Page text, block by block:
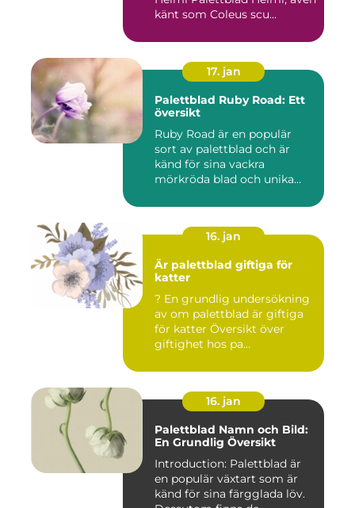
känt som Coleus scu...
17. jan
Palettblad Ruby Road: Ett
översikt
Ruby Road är en populär
sort av palettblad och är
känd för sina vackra
mörkröda blad och unika
16. jan
Är palettblad giftiga för
katter
? En grundlig undersökning
av om palettblad är giftiga
för katter Översikt över
giftighet hos pa...
16. jan
Palettblad Namn och Bild:
En Grundlig Översikt
Introduction: Palettblad är
en populär växtart som är
känd för sina färgglada löv.